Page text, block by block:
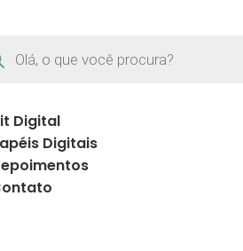
Digital
Digitais